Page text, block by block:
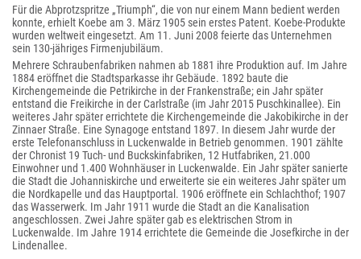
Für die Abprotzspritze „Triumph“, die von nur einem Mann bedient werden
konnte, erhielt Koebe am 3. März 1905 sein erstes Patent. Koebe-Produkte
wurden weltweit eingesetzt. Am 11. Juni 2008 feierte das Unternehmen
sein 130-jähriges Firmenjubiläum.
Mehrere Schraubenfabriken nahmen ab 1881 ihre Produktion auf. Im Jahre
1884 eröffnet die Stadtsparkasse ihr Gebäude. 1892 baute die
Kirchengemeinde die Petrikirche in der Frankenstraße; ein Jahr später
entstand die Freikirche in der Carlstraße (im Jahr 2015 Puschkinallee). Ein
weiteres Jahr später errichtete die Kirchengemeinde die Jakobikirche in der
Zinnaer Straße. Eine Synagoge entstand 1897. In diesem Jahr wurde der
erste Telefonanschluss in Luckenwalde in Betrieb genommen. 1901 zählte
der Chronist 19 Tuch- und Buckskinfabriken, 12 Hutfabriken, 21.000
Einwohner und 1.400 Wohnhäuser in Luckenwalde. Ein Jahr später sanierte
die Stadt die Johanniskirche und erweiterte sie ein weiteres Jahr später um
die Nordkapelle und das Hauptportal. 1906 eröffnete ein Schlachthof; 1907
das Wasserwerk. Im Jahr 1911 wurde die Stadt an die Kanalisation
angeschlossen. Zwei Jahre später gab es elektrischen Strom in
Luckenwalde. Im Jahre 1914 errichtete die Gemeinde die Josefkirche in der
Lindenallee.